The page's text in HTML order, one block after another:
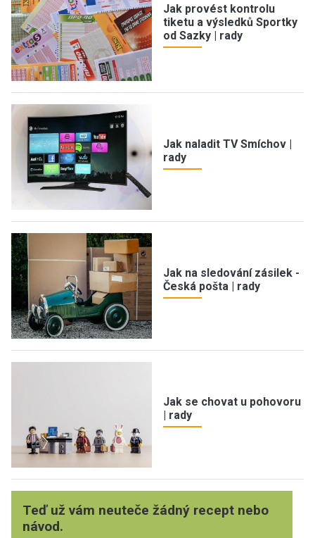
Jak provést kontrolu
tiketu a výsledků Sportky
od Sazky | rady
Jak naladit TV Smíchov |
rady
Jak na sledování zásilek -
Česká pošta | rady
Jak se chovat u pohovoru
| rady
Teď už vám neuteče žádný recept nebo
návod.